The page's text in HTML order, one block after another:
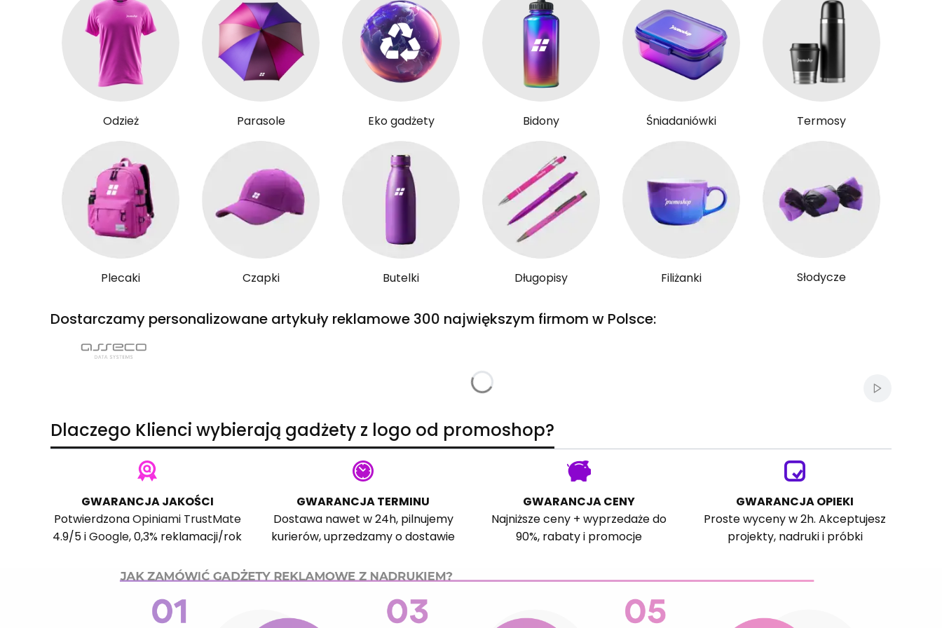
Odzież Parasole Eko gadżety Bidony Śniadaniówki Termosy
Plecaki Czapki Butelki Długopisy Filiżanki Słodycze
Dostarczamy personalizowane artykuły reklamowe 300 największym firmom w Polsce:
Włącz
Dlaczego Klienci wybierają gadżety z logo od promoshop?
GWARANCJA JAKOŚCI
PotwierdzonaOpiniami TrustMate
4.9/5 iGoogle, 0,3% reklamacji/rok
GWARANCJA TERMINU
Dostawa nawet w 24h, pilnujemy
kurierów, uprzedzamy o dostawie
GWARANCJA CENY
Najniższe ceny + wyprzedaże do
90%, rabaty i promocje
GWARANCJA OPIEKI
Proste wyceny w 2h. Akceptujesz
projekty, nadruki i próbki